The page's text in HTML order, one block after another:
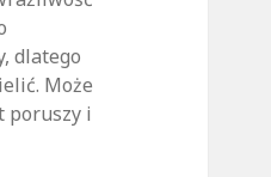
dlatego
Może
poruszy i